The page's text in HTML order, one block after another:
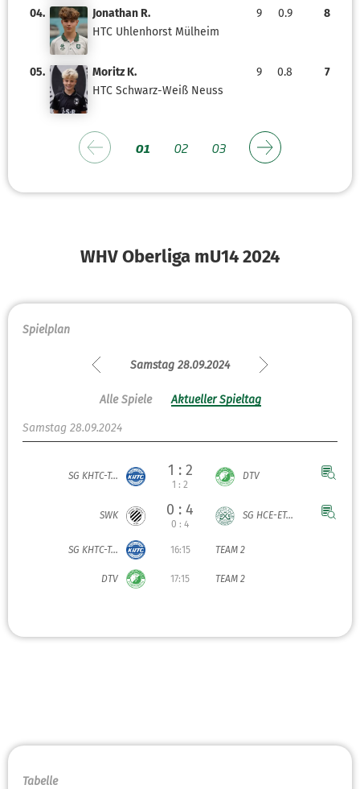
04.
Jonathan R.
HTC Uhlenhorst Mülheim
9 0.9 8
05.
Moritz K.
HTC Schwarz-Weiß Neuss
9 0.8 7
01 02 03
WHV Oberliga mU14 2024
Spielplan
Samstag 28.09.2024
Alle Spiele Aktueller Spieltag
Samstag 28.09.2024
SG KHTC-T... 1 : 2
1 : 2
DTV
SWK 0 : 4
0 : 4
SG HCE-ET...
SG KHTC-T... 16:15 TEAM 2
DTV 17:15 TEAM 2
Tabelle